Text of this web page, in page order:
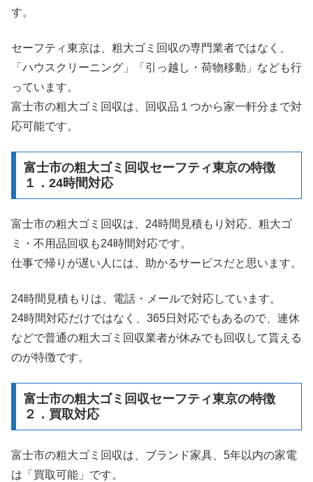
す。
セーフティ東京は、粗大ゴミ回収の専門業者ではなく、
「ハウスクリーニング」「引っ越し・荷物移動」なども行
っています。
富士市の粗大ゴミ回収は、回収品１つから家一軒分まで対
応可能です。
富士市の粗大ゴミ回収セーフティ東京の特徴
１．24時間対応
富士市の粗大ゴミ回収は、24時間見積もり対応、粗大ゴ
ミ・不用品回収も24時間対応です。
仕事で帰りが遅い人には、助かるサービスだと思います。
24時間見積もりは、電話・メールで対応しています。
24時間対応だけではなく、365日対応でもあるので、連休
などで普通の粗大ゴミ回収業者が休みでも回収して貰える
のが特徴です。
富士市の粗大ゴミ回収セーフティ東京の特徴
２．買取対応
富士市の粗大ゴミ回収は、ブランド家具、5年以内の家電
は「買取可能」です。